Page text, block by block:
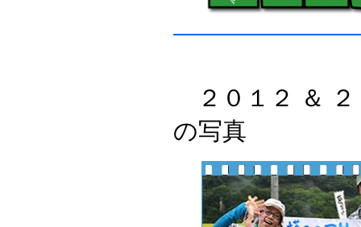
２０１２ ＆
の写真